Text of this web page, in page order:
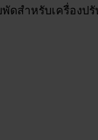
ดสำหรับเครื่องป